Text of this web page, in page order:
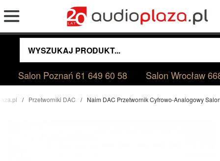
Salon Poznań61 649 60 58 Salon Wrocław
Przetworniki DAC Naim DAC Przetwornik Cyfrowo-Analogowy